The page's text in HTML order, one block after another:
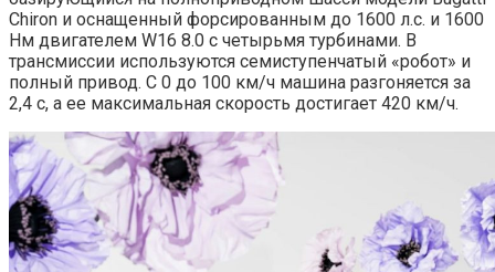
Chiron и оснащенный форсированным до 1600 л.с. и 1600
Нм двигателем W16 8.0 с четырьмя турбинами. В
трансмиссии используются семиступенчатый «робот» и
полный привод. С 0 до 100 км/ч машина разгоняется за
2,4 с, а ее максимальная скорость достигает 420 км/ч.